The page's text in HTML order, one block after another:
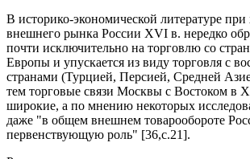
В историко-экономической литературе при
внешнего рынка России XVI в. нередко
почти исключительно на торговлю со
Европы и упускается из виду торговля с
странами (Турцией, Персией, Средней
тем торговые связи Москвы с Востоком в
широкие, а по мнению некоторых
даже "в общем внешнем товарообороте
первенствующую роль" [36,c.21].